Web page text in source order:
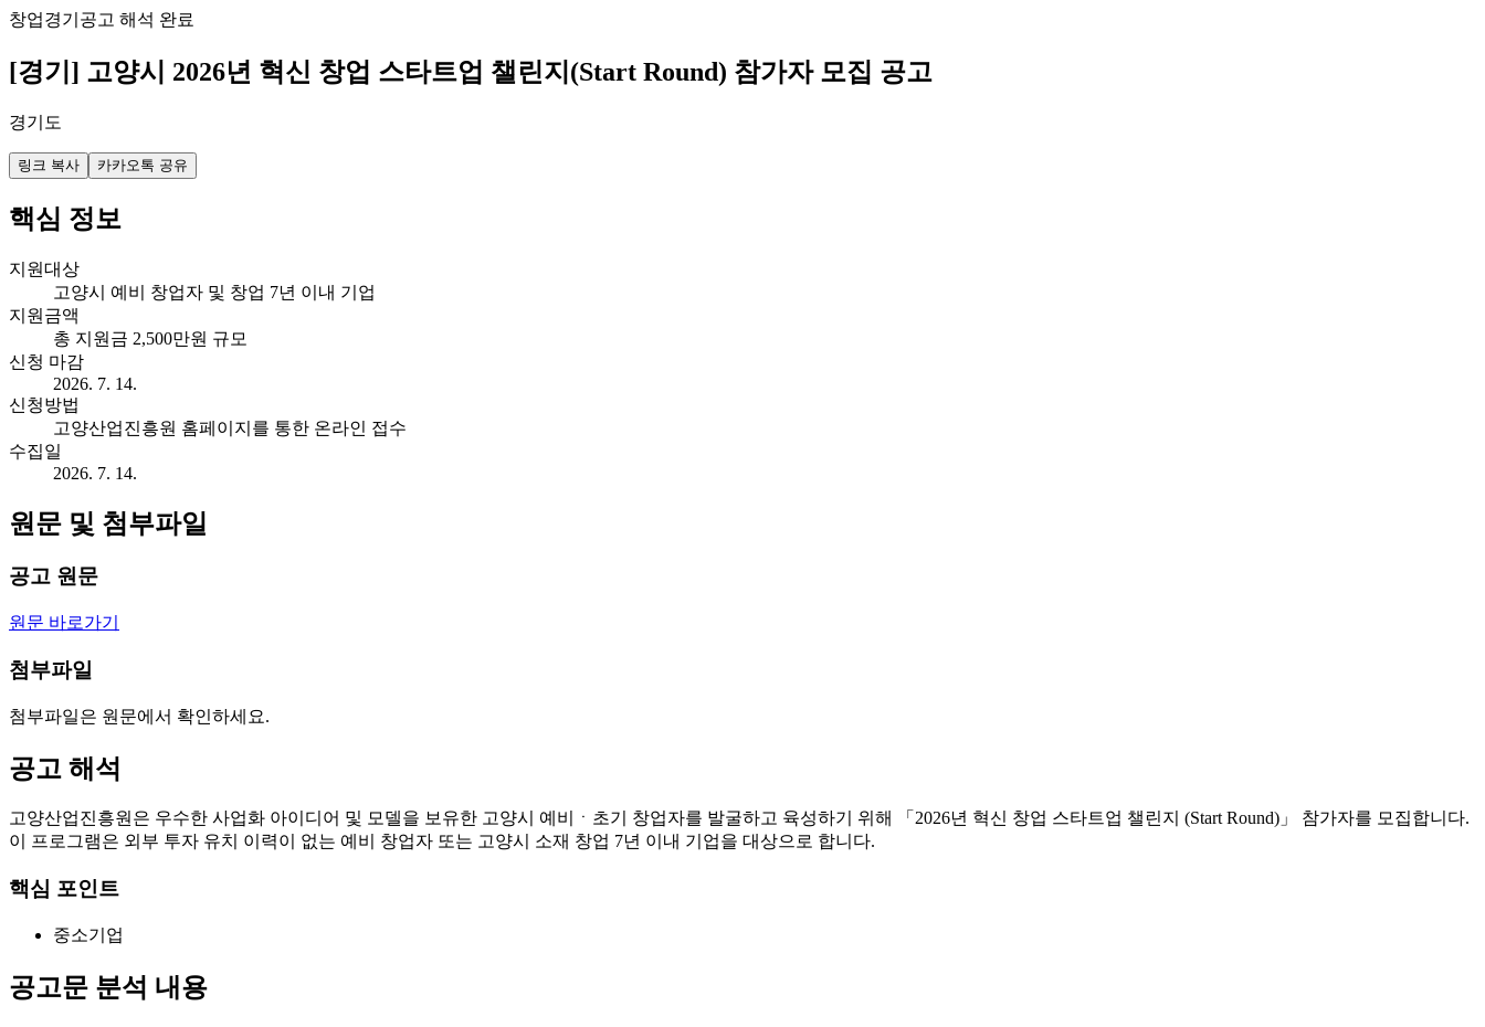
창업경기 공고 해석 완료
[경기] 고양시 2026년 혁신 창업 스타트업 챌린지(Start Round) 참가자 모집 공고
경기도
링크 복사 카카오톡 공유
핵심 정보
지원대상
고양시 예비 창업자 및 창업 7년 이내 기업
지원금액
총 지원금 2,500만원 규모
신청 마감
2026. 7. 14.
신청방법
고양산업진흥원 홈페이지를 통한 온라인 접수
수집일
2026. 7. 14.
원문 및 첨부파일
공고 원문
원문 바로가기
첨부파일
첨부파일은 원문에서 확인하세요.
공고 해석
고양산업진흥원은 우수한 사업화 아이디어 및 모델을 보유한 고양시 예비ㆍ초기 창업자를 발굴하고 육성하기 위해 「2026년 혁신 창업 스타트업 챌린지 (Start Round)」 참가자를 모집합니다.
이 프로그램은 외부 투자 유치 이력이 없는 예비 창업자 또는 고양시 소재 창업 7년 이내 기업을 대상으로 합니다.
핵심 포인트
중소기업
공고문 분석 내용